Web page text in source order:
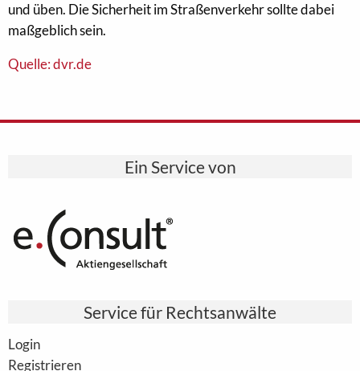
und üben. Die Sicherheit im Straßenverkehr sollte dabei
maßgeblich sein.
Quelle: dvr.de
Ein Service von
Service für Rechtsanwälte
Login
Registrieren